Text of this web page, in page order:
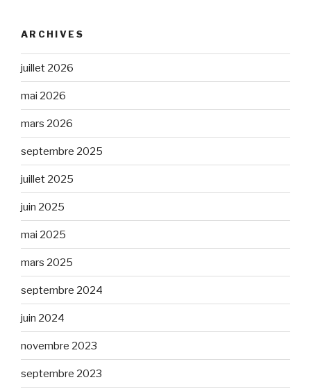
ARCHIVES
juillet 2026
mai 2026
mars 2026
septembre 2025
juillet 2025
juin 2025
mai 2025
mars 2025
septembre 2024
juin 2024
novembre 2023
septembre 2023